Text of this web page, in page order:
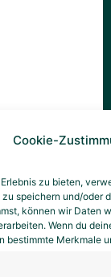
Cookie-
zu bieten,
speichern und/oder
können wir Daten
Wenn du
bestimmte Merkmale